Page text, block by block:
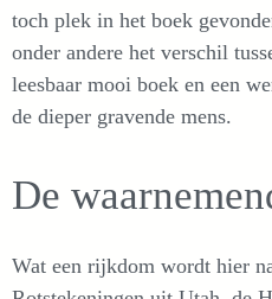
toch plek in het boek
onder andere het verschil
leesbaar mooi boek en een
de dieper gravende mens.
De
Wat een rijkdom wordt hier